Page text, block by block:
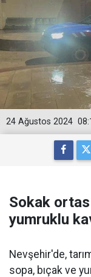
24 Ağustos 2024
Sokak
yumruklu
Nevşehir'de,
sopa, bıçak ve